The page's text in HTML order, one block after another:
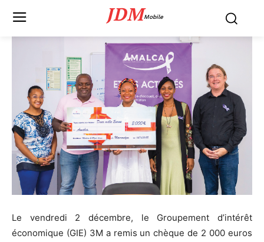
JDMMobile
Le vendredi 2 décembre, le Groupement d’intérêt
économique (GIE) 3M a remis un chèque de 2 000 euros